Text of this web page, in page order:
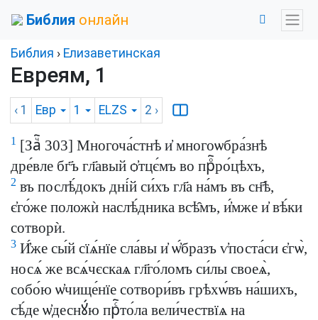
Библия онлайн
Библия › Елизаветинская
Евреям, 1
‹ 1 Евр 1 ELZS 2 ›
1 [Заⷱ҇ 303] Многоча́стнѣ и҆ многоѡбра́знѣ
дре́вле бг҃ъ гл҃авый ѻ҆тцє́мъ во прⷪ҇ро́цѣхъ,
2 въ послѣ́докъ дні́й си́хъ гл҃а на́мъ въ сн҃ѣ,
є҆го́же положѝ наслѣ́дника всѣ̑мъ, и҆́мже и҆ вѣ́ки
сотворѝ.
3 И҆́же сы́й сїѧ́нїе сла́вы и҆ ѡ҆́бразъ ѵ҆поста́си є҆гѡ̀,
носѧ́ же всѧ́чєскаѧ гл҃го́ломъ си́лы своеѧ̀,
собо́ю ѡ҆чище́нїе сотвори́въ грѣхѡ́въ на́шихъ,
сѣ́де ѡ҆деснꙋ́ю прⷭ҇то́ла вели́чествїѧ на